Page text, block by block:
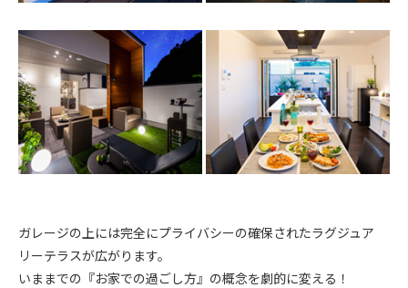
ガレージの上には完全にプライバシーの確保されたラグジュア
リーテラスが広がります。
いままでの『お家での過ごし方』の概念を劇的に変える！